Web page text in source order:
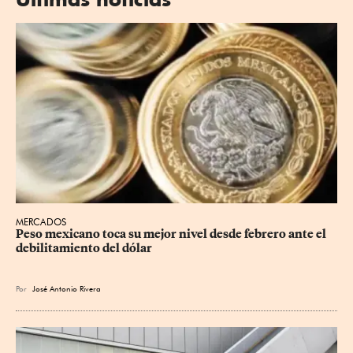
MERCADOS
Peso mexicano toca su mejor nivel desde febrero ante el
debilitamiento del dólar
Por José Antonio Rivera